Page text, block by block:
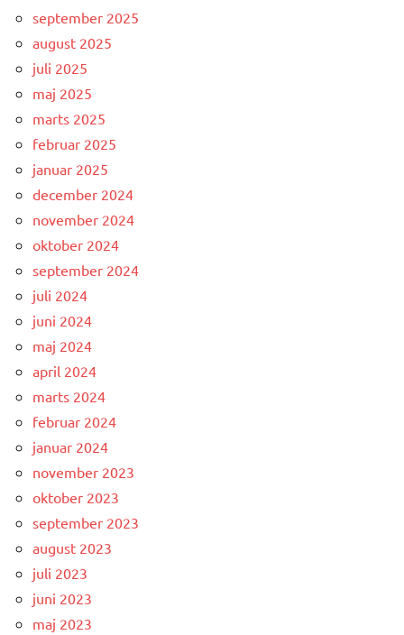
september 2025
august 2025
juli 2025
maj 2025
marts 2025
februar 2025
januar 2025
december 2024
november 2024
oktober 2024
september 2024
juli 2024
juni 2024
maj 2024
april 2024
marts 2024
februar 2024
januar 2024
november 2023
oktober 2023
september 2023
august 2023
juli 2023
juni 2023
maj 2023